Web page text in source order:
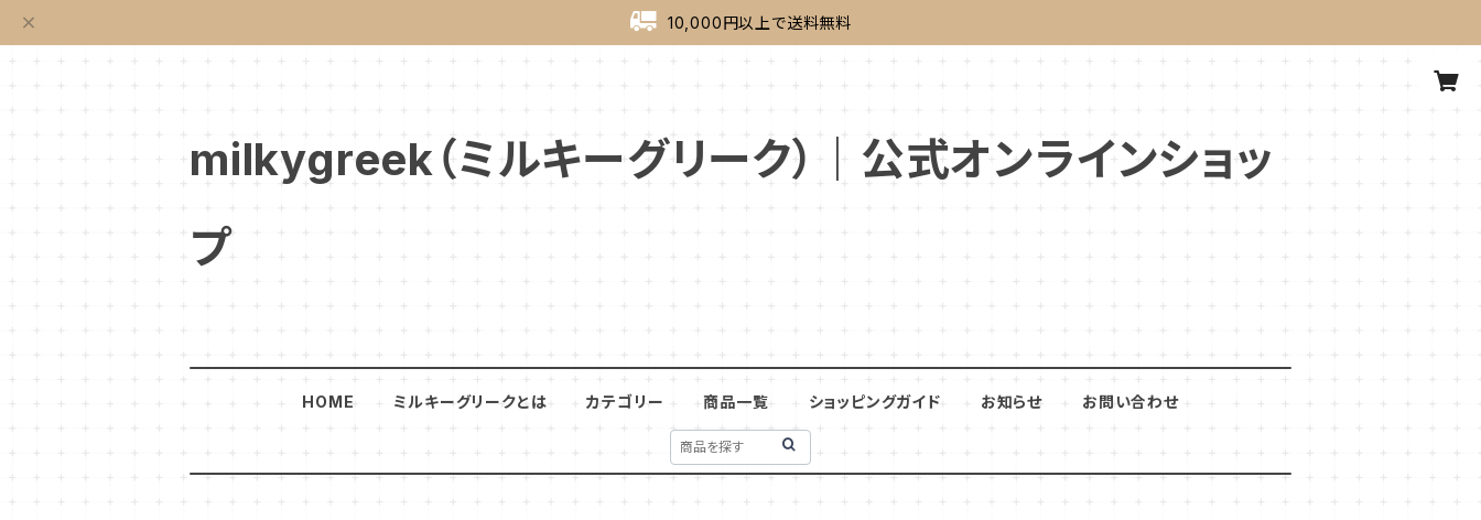
10,000円以上で送料無料
milkygreek（ミルキーグリーク）｜公式オンラインショッ
プ
HOME ミルキーグリークとは カテゴリー 商品一覧 ショッピングガイド お知らせ お問い合わせ